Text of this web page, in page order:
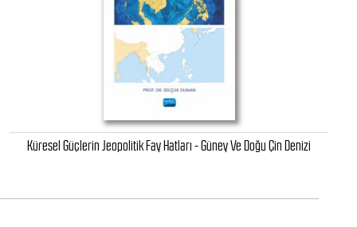
Küresel Güçlerin Jeopolitik Fay Hatları - Güney Ve Doğu Çin Denizi